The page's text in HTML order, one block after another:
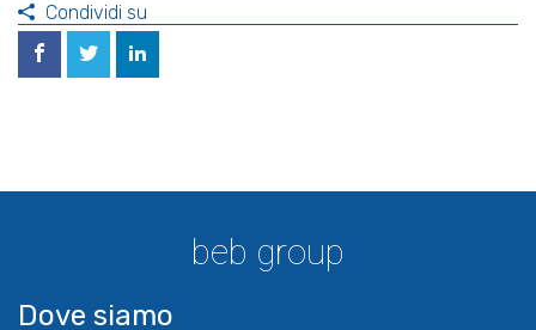
Condividi su
beb group
Dove siamo